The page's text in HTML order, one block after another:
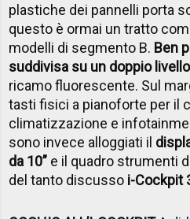
plastiche dei pannelli porta
questo è ormai un tratto
modelli di segmento B. Ben
suddivisa su un doppio livello
ricamo fluorescente. Sul
tasti fisici a pianoforte per il
climatizzazione e
sono invece alloggiati il
da 10” e il quadro strumenti
del tanto discusso i-Cockpit